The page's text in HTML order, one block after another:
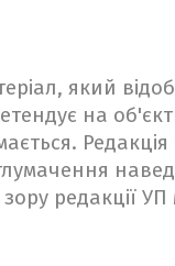
який
на
редакції